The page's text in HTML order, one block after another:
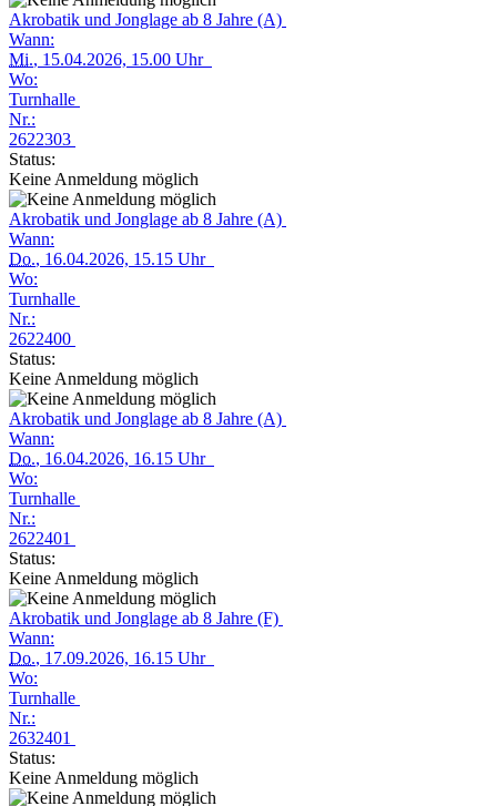
Akrobatik und Jonglage ab 8 Jahre (A)
Wann:
Mi., 15.04.2026, 15.00 Uhr
Wo:
Turnhalle
Nr.:
2622303
Status:
Keine Anmeldung möglich
Akrobatik und Jonglage ab 8 Jahre (A)
Wann:
Do., 16.04.2026, 15.15 Uhr
Wo:
Turnhalle
Nr.:
2622400
Status:
Keine Anmeldung möglich
Akrobatik und Jonglage ab 8 Jahre (A)
Wann:
Do., 16.04.2026, 16.15 Uhr
Wo:
Turnhalle
Nr.:
2622401
Status:
Keine Anmeldung möglich
Akrobatik und Jonglage ab 8 Jahre (F)
Wann:
Do., 17.09.2026, 16.15 Uhr
Wo:
Turnhalle
Nr.:
2632401
Status:
Keine Anmeldung möglich